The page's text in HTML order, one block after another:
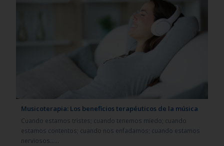
Musicoterapia: Los beneficios terapéuticos de la música
Cuando estamos tristes; cuando tenemos miedo; cuando
estamos contentos; cuando nos enfadamos; cuando estamos
nerviosos……